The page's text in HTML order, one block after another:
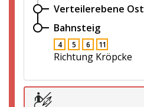
Verteilerebene Ost
Bahnsteig
4 5 6 11
Richtung Kröpcke